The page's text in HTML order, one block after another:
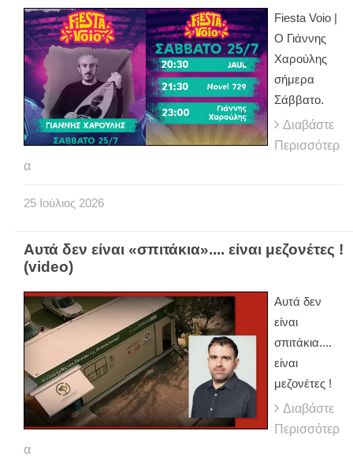
Fiesta Voio |
Ο Γιάννης
Χαρούλης
σήμερα
Σάββατο.
Διαβάστε
Περισσότερ
α
25 Ιούλιος 2026
Αυτά δεν είναι «σπιτάκια».... είναι μεζονέτες !
(video)
Αυτά δεν
είναι
σπιτάκια....
είναι
μεζονέτες !
Διαβάστε
Περισσότερ
α